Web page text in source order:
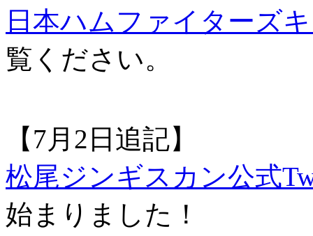
日本ハムファイターズ
覧ください。
【7月2日追記】
松尾ジンギスカン公式
始まりました！